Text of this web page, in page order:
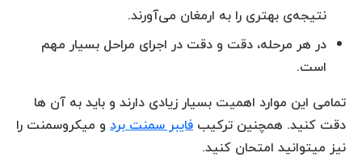
نتیجه‌ی بهتری را به ارمغان می‌آورند.
در هر مرحله، دقت و دقت در اجرای مراحل بسیار مهم
است.
تمامی این موارد اهمیت بسیار زیادی دارند و باید به آن ها
دقت کنید. همچنین ترکیب فایبر سمنت برد و میکروسمنت را
نیز میتوانید امتحان کنید.